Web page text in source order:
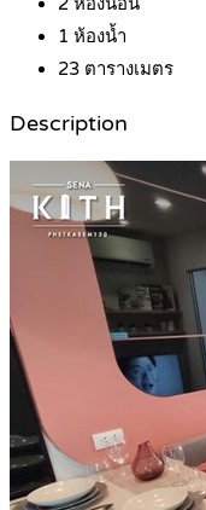
1 ห้องน้ำ
23 ตารางเมตร
Description